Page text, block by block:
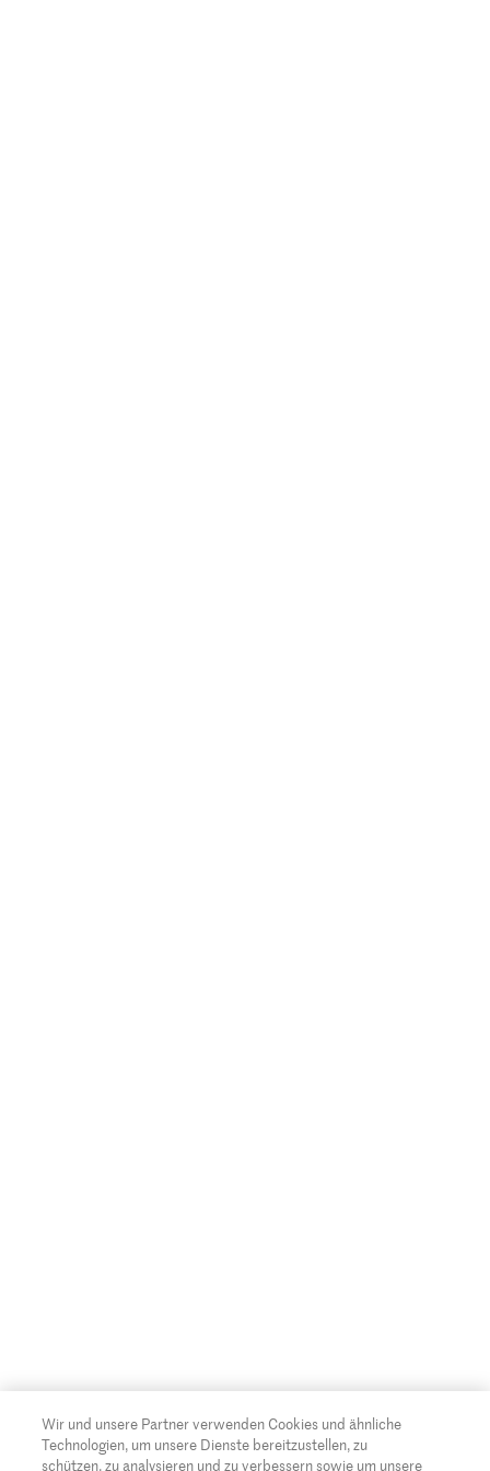
Wir und unsere Partner verwenden Cookies und ähnliche
Technologien, um unsere Dienste bereitzustellen, zu
schützen, zu analysieren und zu verbessern sowie um unsere